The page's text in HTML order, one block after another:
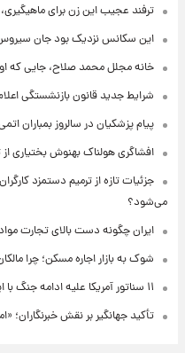
ترفند عجیب این زن برای
این سکانس نزدیک بود جان سیروس
خانه مجلل محمد صلاح، جایی که
شرایط جدید قانون بازنشستگی
پیام پزشکیان در سالروز بمباران
افشاگری هولناک بهنوش بختیاری
جزئیات تازه از ترمیم دستمزد
می‌شود؟
ایران چگونه دست بالای تجارت
شوک به بازار اجاره مسکن؛ چرا
۱۱ سناتور آمریکا علیه ادامه جنگ با ایران وارد عمل شدند
تأکید جهانگیر بر نقش خبرنگاران؛